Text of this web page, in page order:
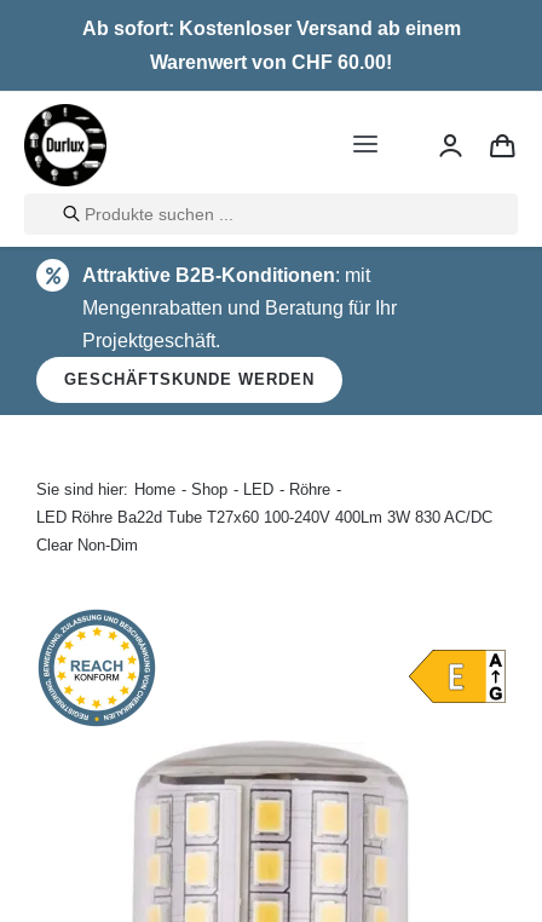
Ab sofort: Kostenloser Versand ab einem
Warenwert von CHF 60.00!
Toggle
Home
LED
Halogen
Glühlampen
Kontakt
Products
search
Attraktive B2B-Konditionen: mit
Mengenrabatten und Beratung für Ihr
Projektgeschäft.
GESCHÄFTSKUNDE WERDEN
Sie sind hier: Home Shop LED
Röhre
LED Röhre Ba22d Tube T27x60 100-240V 400Lm 3W 830 AC/DC
Clear Non-Dim